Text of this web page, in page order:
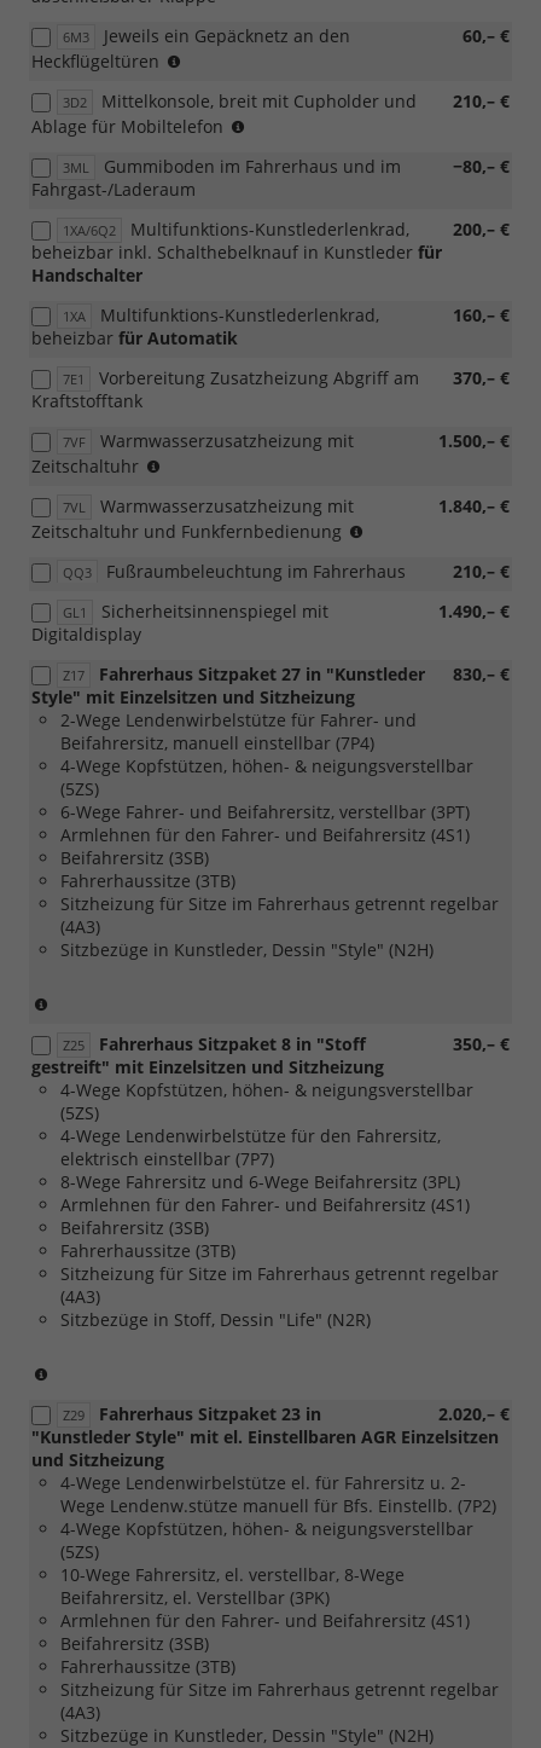
6M3 60,– €
Jeweils ein Gepäcknetz an den
Heckflügeltüren
Verbindung
mit
Heckflügeltüren
(bei
Hochdach
in
dachhoher
)
3D2 210,– €
Mittelkonsole, breit mit Cupholder und
Ablage für Mobiltelefon
Verbindung
Fixierpunkt
nach
Standard
Mittelkonsole)
3ML −80,– €
Gummiboden im Fahrerhaus und im
Fahrgast-/Laderaum
1XA/6Q2 200,– €
Multifunktions-Kunstlederlenkrad,
beheizbar inkl. Schalthebelknauf in Kunstleder für
Handschalter
1XA 160,– €
Multifunktions-Kunstlederlenkrad,
beheizbar für Automatik
7E1 370,– €
Vorbereitung Zusatzheizung Abgriff am
Kraftstofftank
7VF 1.500,– €
Warmwasserzusatzheizung mit
Zeitschaltuhr
Verbindung
mit
2.
Batterie
80
AGM)
7VL 1.840,– €
Warmwasserzusatzheizung mit
Zeitschaltuhr und Funkfernbedienung
Verbindung
Batterie
Ah,
AGM)
QQ3 210,– €
Fußraumbeleuchtung im Fahrerhaus
GL1 1.490,– €
Sicherheitsinnenspiegel mit
Digitaldisplay
Z17 830,– €
Fahrerhaus Sitzpaket 27 in "Kunstleder
Style" mit Einzelsitzen und Sitzheizung
2-Wege Lendenwirbelstütze für Fahrer- und
Beifahrersitz, manuell einstellbar (7P4)
4-Wege Kopfstützen, höhen- & neigungsverstellbar
(5ZS)
6-Wege Fahrer- und Beifahrersitz, verstellbar (3PT)
Armlehnen für den Fahrer- und Beifahrersitz (4S1)
Beifahrersitz (3SB)
Fahrerhaussitze (3TB)
Sitzheizung für Sitze im Fahrerhaus getrennt regelbar
(4A3)
Sitzbezüge in Kunstleder, Dessin "Style" (N2H)
Verbindung
mit
[FM7]
Trmlevel
Style
für
Caravelle
Life)
Z25 350,– €
Fahrerhaus Sitzpaket 8 in "Stoff
gestreift" mit Einzelsitzen und Sitzheizung
4-Wege Kopfstützen, höhen- & neigungsverstellbar
(5ZS)
4-Wege Lendenwirbelstütze für den Fahrersitz,
elektrisch einstellbar (7P7)
8-Wege Fahrersitz und 6-Wege Beifahrersitz (3PL)
Armlehnen für den Fahrer- und Beifahrersitz (4S1)
Beifahrersitz (3SB)
Fahrerhaussitze (3TB)
Sitzheizung für Sitze im Fahrerhaus getrennt regelbar
(4A3)
Sitzbezüge in Stoff, Dessin "Life" (N2R)
Verbindung
mit
[FM7]
Trmlevel
Style
für
Caravelle
Life)
Z29 2.020,– €
Fahrerhaus Sitzpaket 23 in
"Kunstleder Style" mit el. Einstellbaren AGR Einzelsitzen
und Sitzheizung
4-Wege Lendenwirbelstütze el. für Fahrersitz u. 2-
Wege Lendenw.stütze manuell für Bfs. Einstellb. (7P2)
4-Wege Kopfstützen, höhen- & neigungsverstellbar
(5ZS)
10-Wege Fahrersitz, el. verstellbar, 8-Wege
Beifahrersitz, el. Verstellbar (3PK)
Armlehnen für den Fahrer- und Beifahrersitz (4S1)
Beifahrersitz (3SB)
Fahrerhaussitze (3TB)
Sitzheizung für Sitze im Fahrerhaus getrennt regelbar
(4A3)
Sitzbezüge in Kunstleder, Dessin "Style" (N2H)